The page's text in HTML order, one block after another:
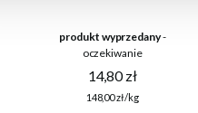
produkt wyprzedany-
oczekiwanie
14,80 zł
148,00 zł/kg